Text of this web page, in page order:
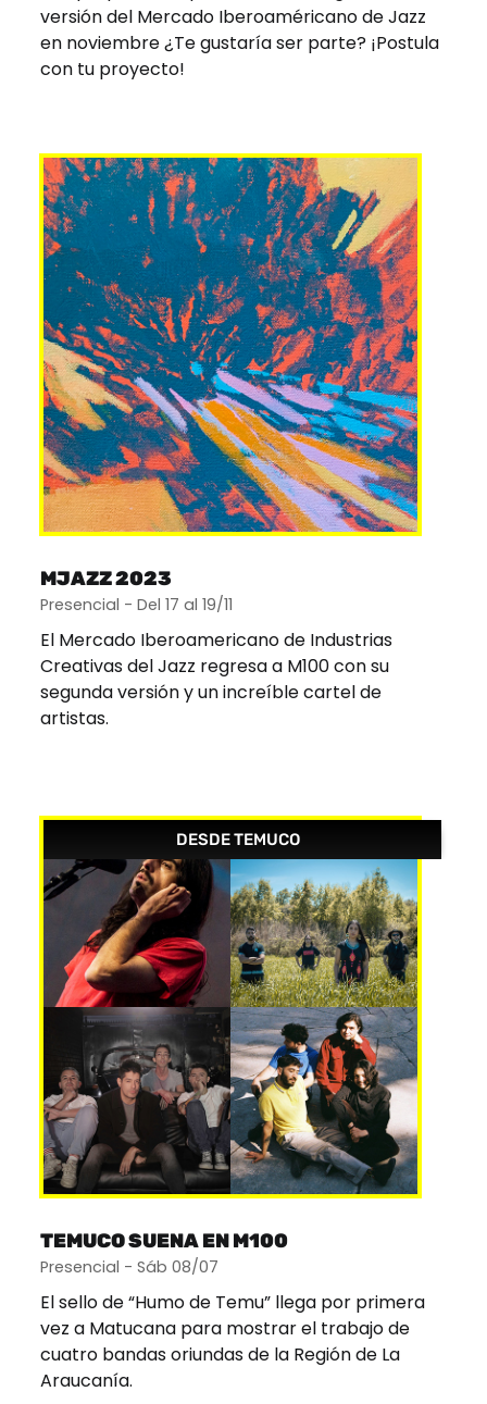
versión del Mercado Iberoaméricano de Jazz
en noviembre ¿Te gustaría ser parte? ¡Postula
con tu proyecto!
MJAZZ 2023
Presencial - Del 17 al 19/11
El Mercado Iberoamericano de Industrias
Creativas del Jazz regresa a M100 con su
segunda versión y un increíble cartel de
artistas.
DESDE TEMUCO
TEMUCO SUENA EN M100
Presencial - Sáb 08/07
El sello de “Humo de Temu” llega por primera
vez a Matucana para mostrar el trabajo de
cuatro bandas oriundas de la Región de La
Araucanía.